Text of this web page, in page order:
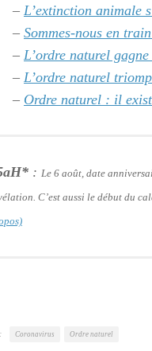
– L’extinction animale
– Sommes-nous en
– L’ordre naturel
– L’ordre naturel
– Ordre naturel : il
: Le 6 août, date
C’est aussi le début du
Coronavirus Ordre naturel